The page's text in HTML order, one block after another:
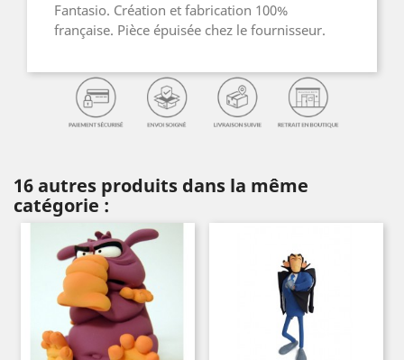
Fantasio. Création et fabrication 100%
française. Pièce épuisée chez le fournisseur.
16 autres produits dans la même
catégorie :